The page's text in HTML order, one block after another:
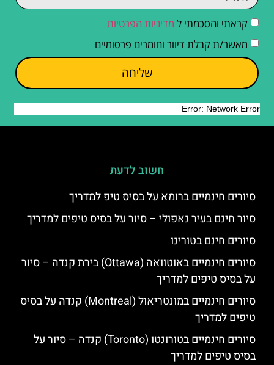
קראתי והסכמתי ל מדיניות הפרטיות
מאשר/ת קבלת דיוור וחומרים פרסומיים
שליחה
חשוב לדעת
סיורים חינמיים ברומא על בסיס טיפ למדריך
סיור חינם בעיר נאפולי – סיור על בסיס טיפים למדריך
סיורים חינם בטורינו
סיורים חינמיים באוטוואה (Ottawa) בירת קנדה – סיור
על בסיס טיפים למדריך
סיורים חינמיים במונטריאול (Montreal) קנדה על בסיס
טיפים למדריך
סיורים חינמיים בטורונטו (Toronto) קנדה – סיור על
בסיס טיפים למדריך